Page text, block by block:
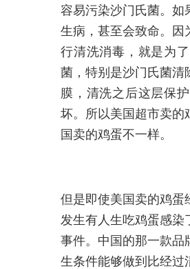
容易污染沙门氏菌。如
生病，甚至会致命。因
行清洗消毒，就是为
菌，特别是沙门氏菌清
膜，清洗之后这层保
坏。所以美国超市卖的
国卖的鸡蛋不一样。
但是即使美国卖的鸡蛋
发生有人生吃鸡蛋感
事件。中国的那一款品
生条件能够做到比经过